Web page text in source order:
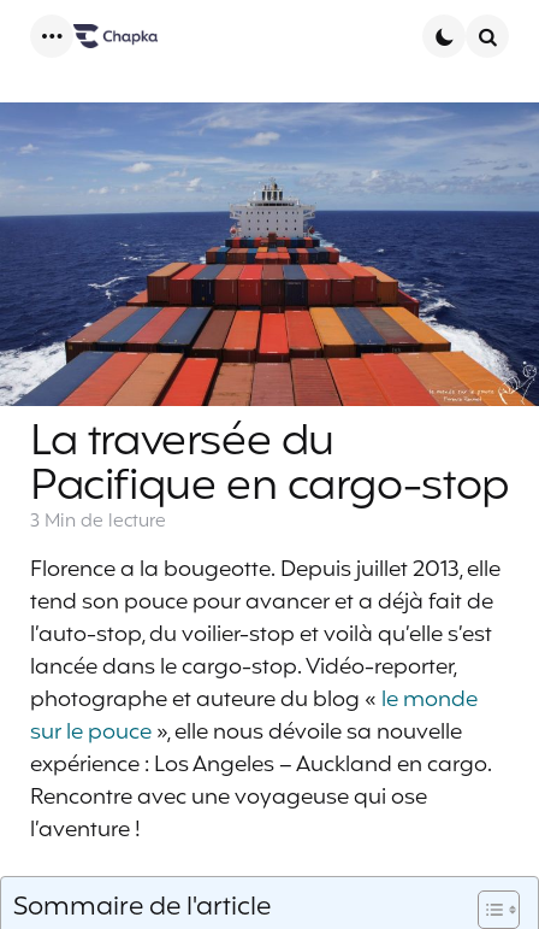
La traversée du
Pacifique en cargo-stop
3 Min de lecture
Florence a la bougeotte. Depuis juillet 2013, elle
tend son pouce pour avancer et a déjà fait de
l’auto-stop, du voilier-stop et voilà qu’elle s’est
lancée dans le cargo-stop. Vidéo-reporter,
photographe et auteure du blog « le monde
sur le pouce», elle nous dévoile sa nouvelle
expérience : Los Angeles – Auckland en cargo.
Rencontre avec une voyageuse qui ose
l’aventure !
Sommaire de l'article